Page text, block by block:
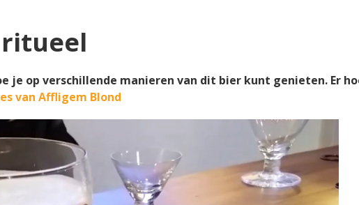
je op verschillende manieren van dit bier kunt genieten. Er
van Affligem Blond